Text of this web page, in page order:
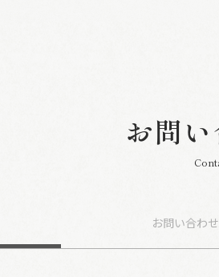
お問
お問い合わせ